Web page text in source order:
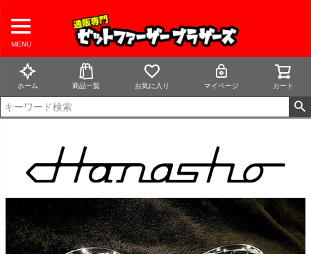
MENU
ホーム 商品一覧 お気に入り マイページ カート